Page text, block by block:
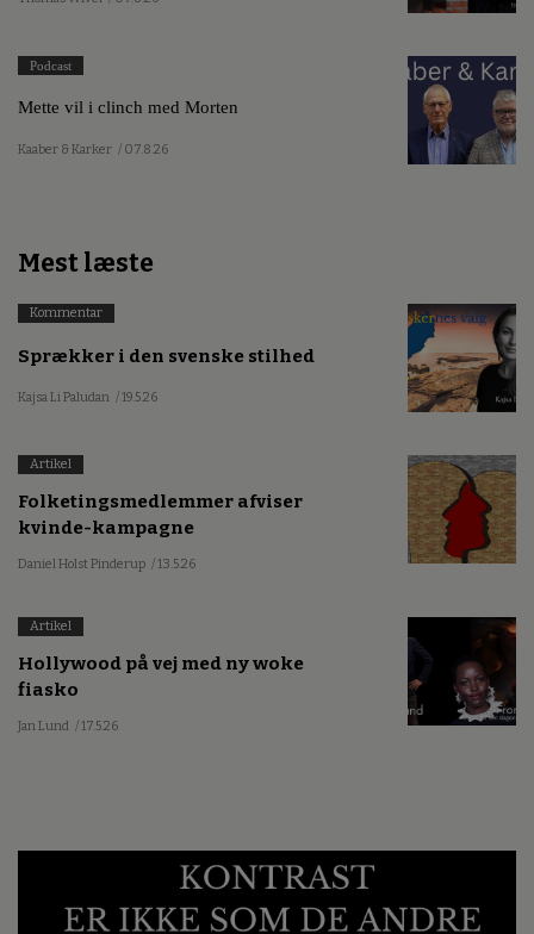
Podcast
Mette vil i clinch med Morten
Kaaber & Karker / 07.8.26
Mest læste
Kommentar
Sprækker i den svenske stilhed
Kajsa Li Paludan / 19.5.26
Artikel
Folketingsmedlemmer afviser
kvinde-kampagne
Daniel Holst Pinderup / 13.5.26
Artikel
Hollywood på vej med ny woke
fiasko
Jan Lund / 17.5.26